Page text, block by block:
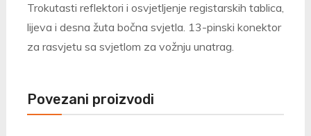
Trokutasti reflektori i osvjetljenje registarskih tablica,
lijeva i desna žuta bočna svjetla. 13-pinski konektor
za rasvjetu sa svjetlom za vožnju unatrag.
Povezani proizvodi